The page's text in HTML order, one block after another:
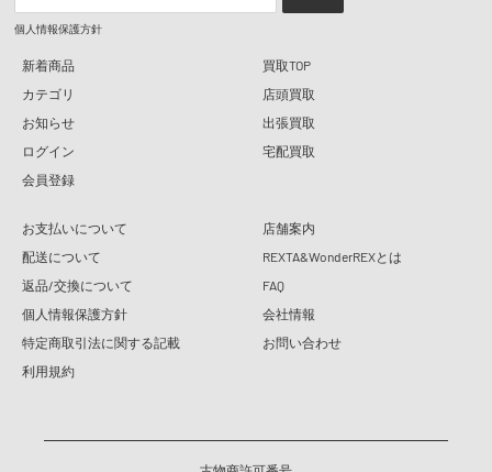
個人情報保護方針
新着商品
カテゴリ
お知らせ
ログイン
会員登録
買取TOP
店頭買取
出張買取
宅配買取
お支払いについて
配送について
返品/交換について
個人情報保護方針
特定商取引法に関する記載
利用規約
店舗案内
REXTA&WonderREXとは
FAQ
会社情報
お問い合わせ